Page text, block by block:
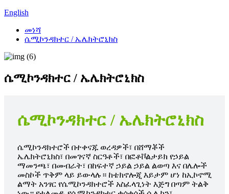
English
መነሻ
ሴሚኮንዳክተር / ኤሌክትሮኒክስ
ሴሚኮንዳክተር / ኤሌክትሮኒክስ
ሴሚኮንዳክተር / ኤሌክትሮኒክስ
ሴሚኮንዳክተሮች በተቀናጁ ወረዳዎች፣ በሸማቾች
ኤሌክትሮኒክስ፣ በመገናኛ ስርዓቶች፣ በፎቶቮልታይክ የኃይል
ማመንጫ፣ በመብራት፣ በከፍተኛ ኃይል ኃይል ልወጣ እና በሌሎች
መስኮች ጥቅም ላይ ይውላሉ። ከቴክኖሎጂ እይታም ሆነ ከኢኮኖሚ
ልማት አንፃር የሴሚኮንዳክተሮች አስፈላጊነት እጅግ በጣም ትልቅ